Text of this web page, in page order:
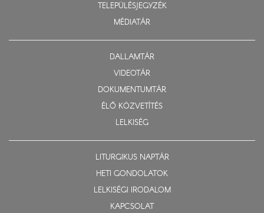
TELEPÜLÉSJEGYZÉK
MÉDIATÁR
DALLAMTÁR
VIDEOTÁR
DOKUMENTUMTÁR
ÉLŐ KÖZVETÍTÉS
LELKISÉG
LITURGIKUS NAPTÁR
HETI GONDOLATOK
LELKISÉGI IRODALOM
KAPCSOLAT